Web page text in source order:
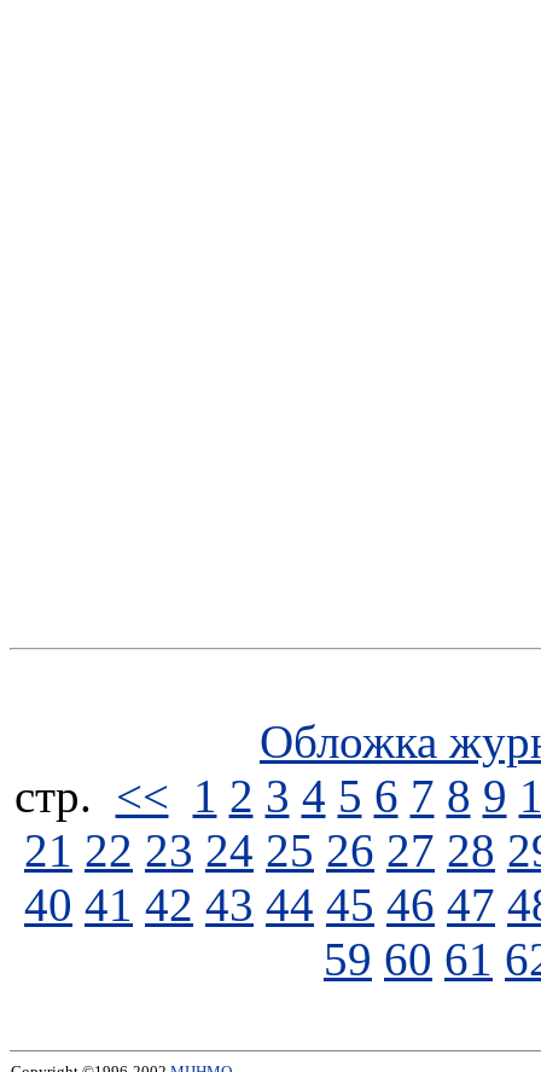
Обложка
стp. << 1 2 3 4 5 6 7 8 9
21 22 23 24 25 26 27 28
40 41 42 43 44 45 46 47
59 60 61